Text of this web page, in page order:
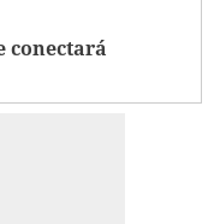
conectará